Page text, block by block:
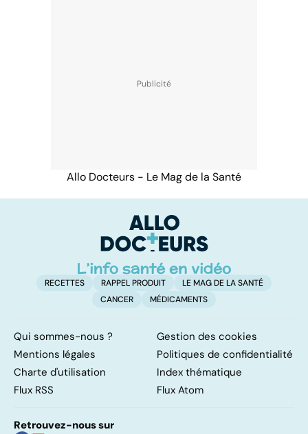
Allo Docteurs - Le Mag de la Santé
RECETTES RAPPEL PRODUIT
LE MAG DE LA SANTÉ
CANCER
MÉDICAMENTS
Qui sommes-nous ?
Gestion des cookies
Mentions légales
Politiques de confidentialité
Charte d'utilisation
Index thématique
Flux RSS
Flux Atom
Retrouvez-nous sur